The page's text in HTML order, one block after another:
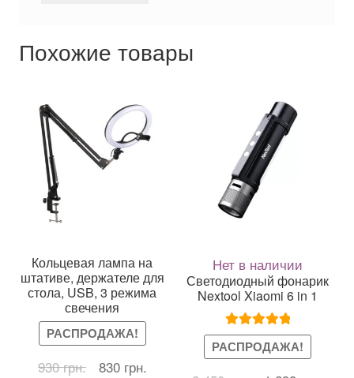
Похожие товары
Кольцевая лампа на
штативе, держателе для
стола, USB, 3 режима
свечения
РАСПРОДАЖА!
930грн.
Первоначальная
830 грн.Текущая
Нет в наличии
Светодиодный фонарик
Nextool Xiaomi 6 in 1
Оценка5.00
из 5
РАСПРОДАЖА!